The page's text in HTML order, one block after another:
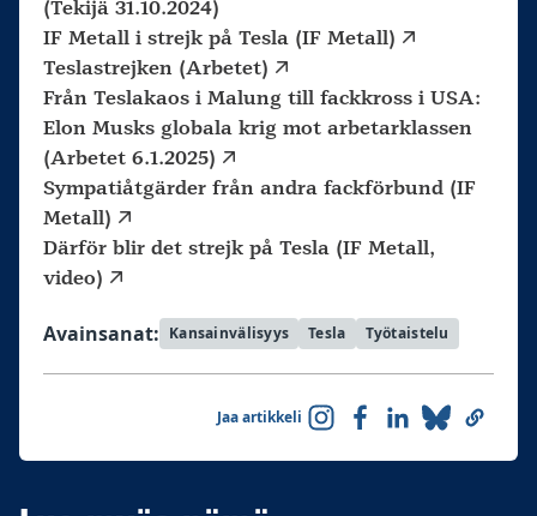
(Tekijä 31.10.2024)
IF Metall i strejk på Tesla (IF Metall)
Teslastrejken (Arbetet)
Från Teslakaos i Malung till fackkross i USA:
Elon Musks globala krig mot arbetarklassen
(Arbetet 6.1.2025)
Sympatiåtgärder från andra fackförbund (IF
Metall)
Därför blir det strejk på Tesla (IF Metall,
video)
Avainsanat: Kansainvälisyys Tesla Työtaistelu
Jaa artikkeli